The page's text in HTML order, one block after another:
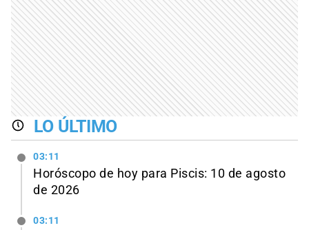
LO ÚLTIMO
03:11
Horóscopo de hoy para Piscis: 10 de agosto
de 2026
03:11